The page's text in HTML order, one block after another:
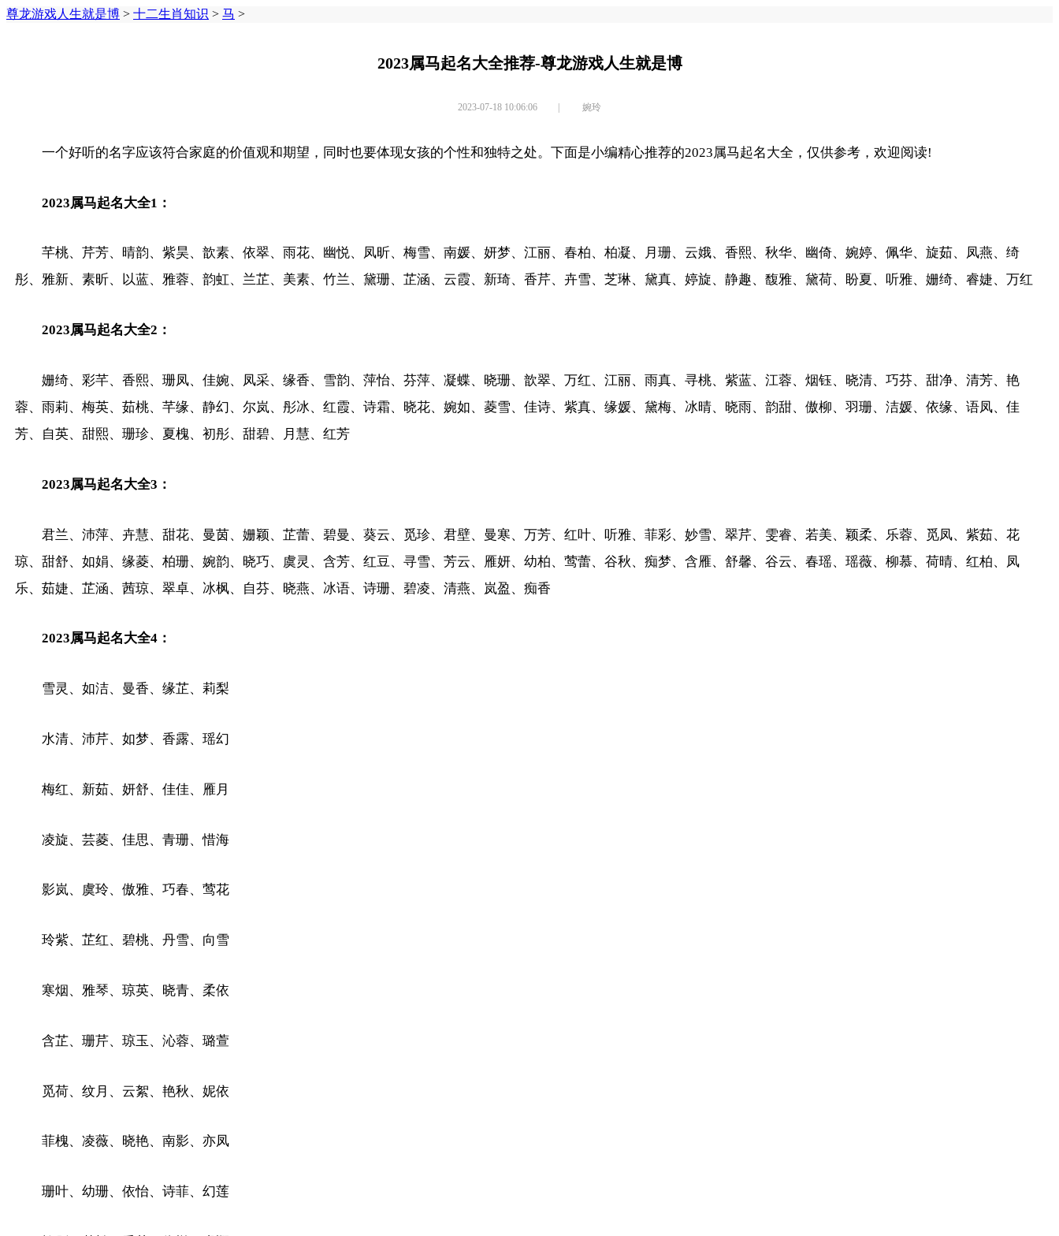
尊龙游戏人生就是博 > 十二生肖知识 > 马 >
2023属马起名大全推荐-尊龙游戏人生就是博
2023-07-18 10:06:06 | 婉玲
一个好听的名字应该符合家庭的价值观和期望，同时也要体现女孩的个性和独特之处。下面是小编精心推荐的2023属马起名大全，仅供参考，欢迎阅读!
2023属马起名大全1：
芊桃、芹芳、晴韵、紫昊、歆素、依翠、雨花、幽悦、凤昕、梅雪、南媛、妍梦、江丽、春柏、柏凝、月珊、云娥、香熙、秋华、幽倚、婉婷、佩华、旋茹、凤燕、绮
彤、雅新、素昕、以蓝、雅蓉、韵虹、兰芷、美素、竹兰、黛珊、芷涵、云霞、新琦、香芹、卉雪、芝琳、黛真、婷旋、静趣、馥雅、黛荷、盼夏、听雅、姗绮、睿婕、万红
2023属马起名大全2：
姗绮、彩芊、香熙、珊凤、佳婉、凤采、缘香、雪韵、萍怡、芬萍、凝蝶、晓珊、歆翠、万红、江丽、雨真、寻桃、紫蓝、江蓉、烟钰、晓清、巧芬、甜净、清芳、艳
蓉、雨莉、梅英、茹桃、芊缘、静幻、尔岚、彤冰、红霞、诗霜、晓花、婉如、菱雪、佳诗、紫真、缘媛、黛梅、冰晴、晓雨、韵甜、傲柳、羽珊、洁媛、依缘、语凤、佳
芳、自英、甜熙、珊珍、夏槐、初彤、甜碧、月慧、红芳
2023属马起名大全3：
君兰、沛萍、卉慧、甜花、曼茵、姗颖、芷蕾、碧曼、葵云、觅珍、君壁、曼寒、万芳、红叶、听雅、菲彩、妙雪、翠芹、雯睿、若美、颖柔、乐蓉、觅凤、紫茹、花
琼、甜舒、如娟、缘菱、柏珊、婉韵、晓巧、虞灵、含芳、红豆、寻雪、芳云、雁妍、幼柏、莺蕾、谷秋、痴梦、含雁、舒馨、谷云、春瑶、瑶薇、柳慕、荷晴、红柏、凤
乐、茹婕、芷涵、茜琼、翠卓、冰枫、自芬、晓燕、冰语、诗珊、碧凌、清燕、岚盈、痴香
2023属马起名大全4：
雪灵、如洁、曼香、缘芷、莉梨
水清、沛芹、如梦、香露、瑶幻
梅红、新茹、妍舒、佳佳、雁月
凌旋、芸菱、佳思、青珊、惜海
影岚、虞玲、傲雅、巧春、莺花
玲紫、芷红、碧桃、丹雪、向雪
寒烟、雅琴、琼英、晓青、柔依
含芷、珊芹、琼玉、沁蓉、璐萱
觅荷、纹月、云絮、艳秋、妮依
菲槐、凌薇、晓艳、南影、亦凤
珊叶、幼珊、依怡、诗菲、幻莲